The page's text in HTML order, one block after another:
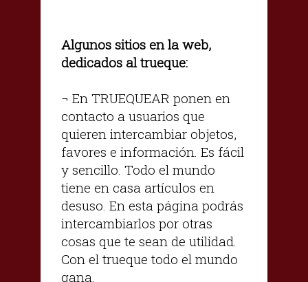
Algunos sitios en la web,
dedicados al trueque:
¬ En TRUEQUEAR ponen en
contacto a usuarios que
quieren intercambiar objetos,
favores e información. Es fácil
y sencillo. Todo el mundo
tiene en casa artículos en
desuso. En esta página podrás
intercambiarlos por otras
cosas que te sean de utilidad.
Con el trueque todo el mundo
gana.